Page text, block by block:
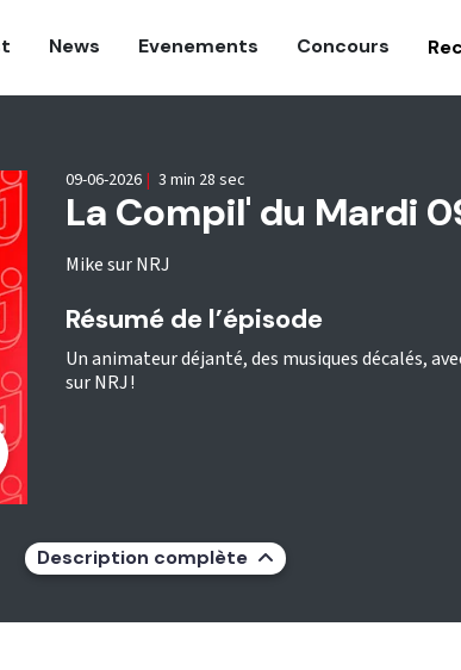
News Evenements Concours
La Compil' du Mardi
Mike sur NRJ
09-06-2026 | 3 min 28 sec
Résumé de l’épisode
Un animateur déjanté, des musiques décalés,
sur NRJ !
Description complète